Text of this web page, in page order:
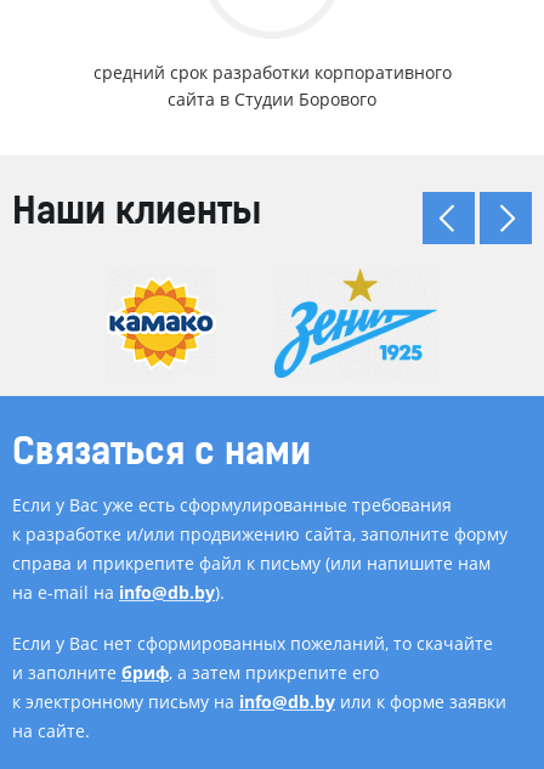
средний срок разработки корпоративного
сайта в Студии Борового
Наши клиенты
Связаться с нами
Если у Вас уже есть сформулированные требования
к разработке и/или продвижению сайта, заполните форму
справа и прикрепите файл к письму (или напишите нам
на e-mail на info@db.by).
Если у Вас нет сформированных пожеланий, то скачайте
и заполните бриф, а затем прикрепите его
к электронному письму на info@db.by или к форме заявки
на сайте.